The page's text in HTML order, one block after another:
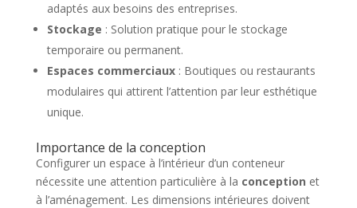
adaptés aux besoins des entreprises.
Stockage : Solution pratique pour le stockage
temporaire ou permanent.
Espaces commerciaux: Boutiques ou restaurants
modulaires qui attirent l’attention par leur esthétique
unique.
Importance de la conception
Configurer un espace à l’intérieur d’un conteneur
nécessite une attention particulière à la conception et
à l’aménagement. Les dimensions intérieures doivent